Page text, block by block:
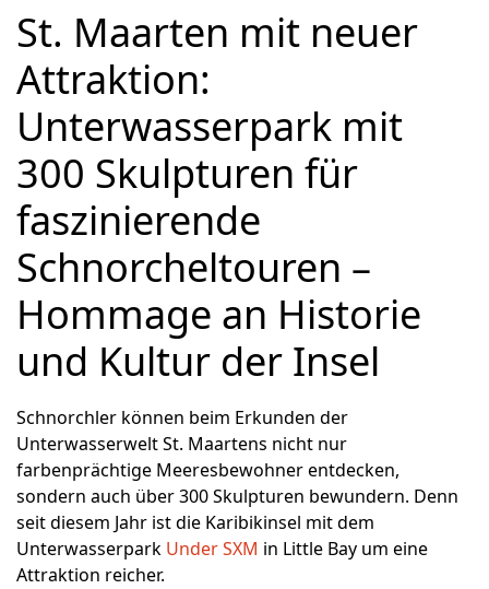
St. Maarten mit neuer
Attraktion:
Unterwasserpark mit
300 Skulpturen für
faszinierende
Schnorcheltouren –
Hommage an Historie
und Kultur der Insel
Schnorchler können beim Erkunden der
Unterwasserwelt St. Maartens nicht nur
farbenprächtige Meeresbewohner entdecken,
sondern auch über 300 Skulpturen bewundern. Denn
seit diesem Jahr ist die Karibikinsel mit dem
Unterwasserpark Under SXM in Little Bay um eine
Attraktion reicher.